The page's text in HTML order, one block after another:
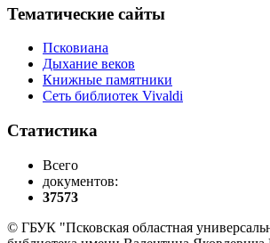
Тематические сайты
Псковиана
Дыхание веков
Книжные памятники
Сеть библиотек Vivaldi
Статистика
Всего
документов:
37573
© ГБУК "Псковская областная